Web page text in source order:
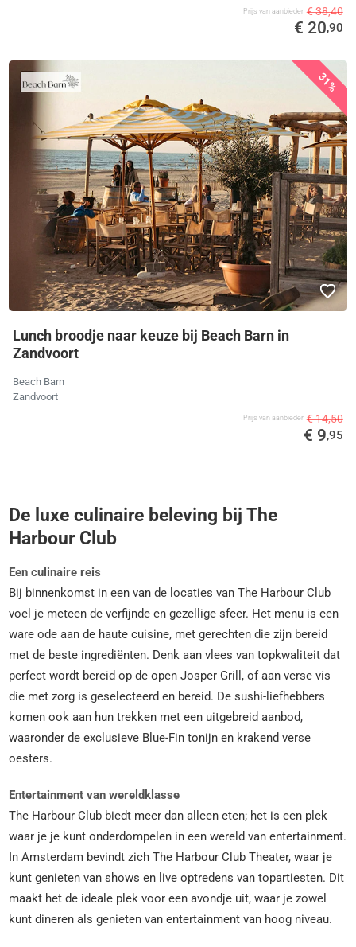
Prijs van aanbieder € 38,40
€ 20,90
31%
Lunch broodje naar keuze bij Beach Barn in
Zandvoort
Beach Barn
Zandvoort
Prijs van aanbieder € 14,50
€ 9,95
De luxe culinaire beleving bij The
Harbour Club
Een culinaire reis
Bij binnenkomst in een van de locaties van The Harbour Club
voel je meteen de verfijnde en gezellige sfeer. Het menu is een
ware ode aan de haute cuisine, met gerechten die zijn bereid
met de beste ingrediënten. Denk aan vlees van topkwaliteit dat
perfect wordt bereid op de open Josper Grill, of aan verse vis
die met zorg is geselecteerd en bereid. De sushi-liefhebbers
komen ook aan hun trekken met een uitgebreid aanbod,
waaronder de exclusieve Blue-Fin tonijn en krakend verse
oesters.
Entertainment van wereldklasse
The Harbour Club biedt meer dan alleen eten; het is een plek
waar je je kunt onderdompelen in een wereld van entertainment.
In Amsterdam bevindt zich The Harbour Club Theater, waar je
kunt genieten van shows en live optredens van topartiesten. Dit
maakt het de ideale plek voor een avondje uit, waar je zowel
kunt dineren als genieten van entertainment van hoog niveau.